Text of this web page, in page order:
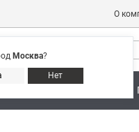
Москва?
Нет
О